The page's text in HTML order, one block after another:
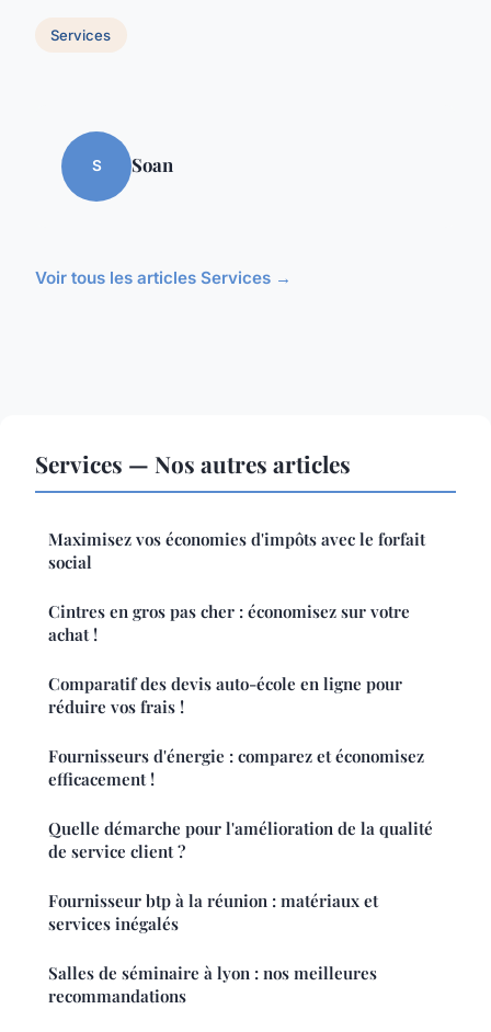
Services
S Soan
Voir tous les articles Services →
Services — Nos autres articles
Maximisez vos économies d'impôts avec le forfait
social
Cintres en gros pas cher : économisez sur votre
achat !
Comparatif des devis auto-école en ligne pour
réduire vos frais !
Fournisseurs d'énergie : comparez et économisez
efficacement !
Quelle démarche pour l'amélioration de la qualité
de service client ?
Fournisseur btp à la réunion : matériaux et
services inégalés
Salles de séminaire à lyon : nos meilleures
recommandations